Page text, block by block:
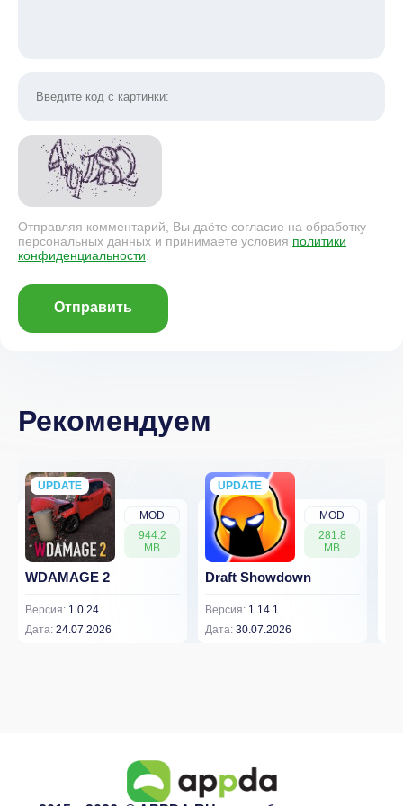
Отправляя комментарий, Вы даёте согласие на обработку
персональных данных и принимаете условия политики
конфиденциальности
Отправить
Рекомендуем
MOD
944.2
MB
UPDATE
NEW
WDAMAGE 2
Версия: 1.0.24
Дата: 24.07.2026
MOD
281.8
MB
UPDATE
NEW
Draft Showdown
Версия: 1.14.1
Дата: 30.07.2026